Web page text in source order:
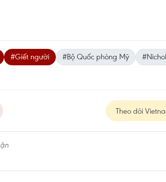
#Giết người #Bộ Quốc phòng Mỹ
Theo dõi